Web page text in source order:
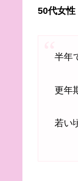
50代女性
半年
更年
若い